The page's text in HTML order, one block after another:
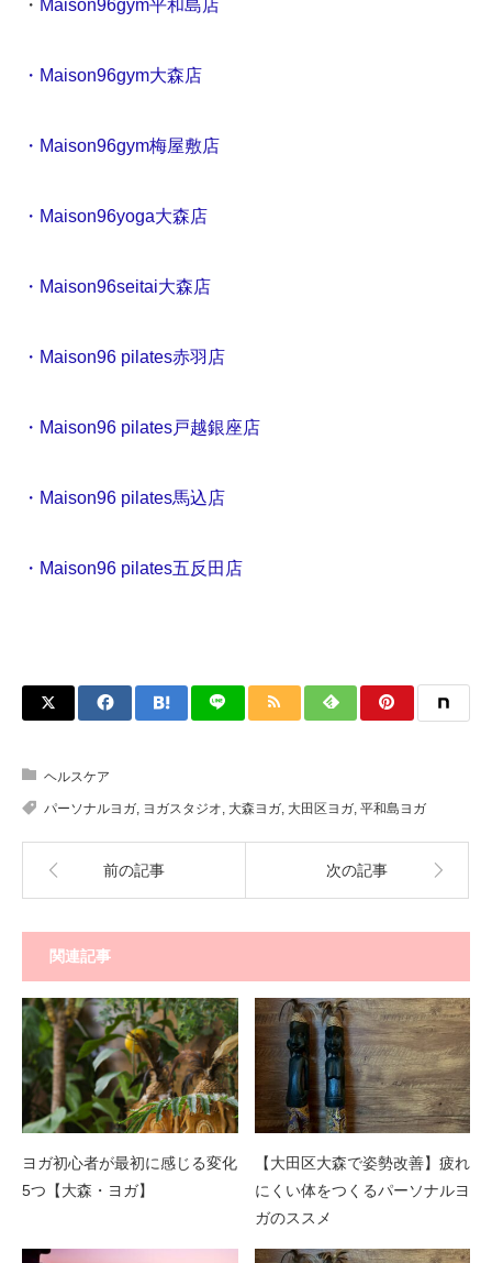
・ Maison96gym平和島店
・Maison96gym大森店
・Maison96gym梅屋敷店
・Maison96yoga大森店
・Maison96seitai大森店
・Maison96 pilates赤羽店
・Maison96 pilates戸越銀座店
・Maison96 pilates馬込店
・Maison96 pilates五反田店
ヘルスケア
パーソナルヨガ ヨガスタジオ 大森ヨガ 大田区ヨガ 平和島ヨガ
前の記事 次の記事
関連記事
ヨガ初心者が最初に感じる変化
5つ【大森・ヨガ】
【大田区大森で姿勢改善】疲れ
にくい体をつくるパーソナルヨ
ガのススメ